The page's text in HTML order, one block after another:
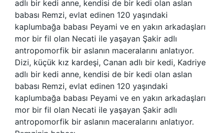
adlı bir kedi anne, kendisi de bir kedi olan aslan
babası Remzi, evlat edinen 120 yaşındaki
kaplumbağa babası Peyami ve en yakın arkadaşları
mor bir fil olan Necati ile yaşayan Şakir adlı
antropomorfik bir aslanın maceralarını anlatıyor.
Dizi, küçük kız kardeşi, Canan adlı bir kedi, Kadriye
adlı bir kedi anne, kendisi de bir kedi olan aslan
babası Remzi, evlat edinen 120 yaşındaki
kaplumbağa babası Peyami ve en yakın arkadaşları
mor bir fil olan Necati ile yaşayan Şakir adlı
antropomorfik bir aslanın maceralarını anlatıyor.